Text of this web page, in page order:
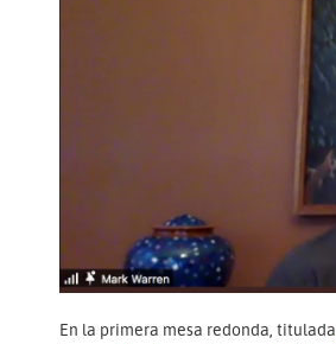
En la primera mesa redonda, titulada